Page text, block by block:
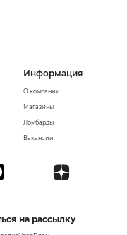
Информация
О компании
Магазины
Ломбарды
Вакансии
на рассылку